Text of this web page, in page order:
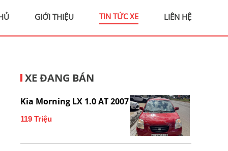
GIỚI THIỆU TIN TỨC XE LIÊN HỆ
XE ĐANG BÁN
Kia Morning LX 1.0 AT 2007
119 Triệu